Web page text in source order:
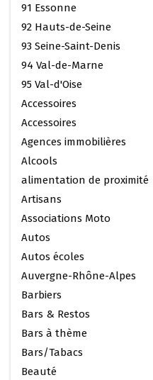
91 Essonne
92 Hauts-de-Seine
93 Seine-Saint-Denis
94 Val-de-Marne
95 Val-d'Oise
Accessoires
Accessoires
Agences immobilières
Alcools
alimentation de proximité
Artisans
Associations Moto
Autos
Autos écoles
Auvergne-Rhône-Alpes
Barbiers
Bars & Restos
Bars à thème
Bars/Tabacs
Beauté